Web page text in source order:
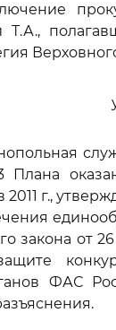
Плана
г.,
закона от
ФАС